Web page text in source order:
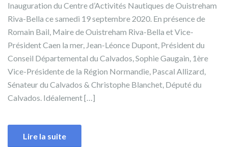
Inauguration du Centre d’Activités Nautiques de Ouistreham
Riva-Bella ce samedi 19 septembre 2020. En présence de
Romain Bail, Maire de Ouistreham Riva-Bella et Vice-
Président Caen la mer, Jean-Léonce Dupont, Président du
Conseil Départemental du Calvados, Sophie Gaugain, 1ère
Vice-Présidente de la Région Normandie, Pascal Allizard,
Sénateur du Calvados & Christophe Blanchet, Député du
Calvados. Idéalement […]
Lire la suite